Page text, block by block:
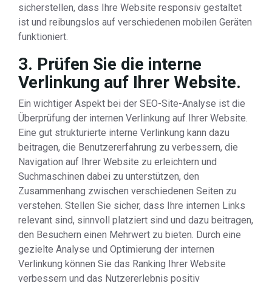
sicherstellen, dass Ihre Website responsiv gestaltet
ist und reibungslos auf verschiedenen mobilen Geräten
funktioniert.
3. Prüfen Sie die interne
Verlinkung auf Ihrer Website.
Ein wichtiger Aspekt bei der SEO-Site-Analyse ist die
Überprüfung der internen Verlinkung auf Ihrer Website.
Eine gut strukturierte interne Verlinkung kann dazu
beitragen, die Benutzererfahrung zu verbessern, die
Navigation auf Ihrer Website zu erleichtern und
Suchmaschinen dabei zu unterstützen, den
Zusammenhang zwischen verschiedenen Seiten zu
verstehen. Stellen Sie sicher, dass Ihre internen Links
relevant sind, sinnvoll platziert sind und dazu beitragen,
den Besuchern einen Mehrwert zu bieten. Durch eine
gezielte Analyse und Optimierung der internen
Verlinkung können Sie das Ranking Ihrer Website
verbessern und das Nutzererlebnis positiv